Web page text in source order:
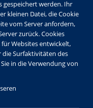
gespeichert werden. Ihr
kleinen Datei, die Cookie
vom Server anfordern,
zurück. Cookies
Websites entwickelt,
Surfaktivitäten des
in die Verwendung von